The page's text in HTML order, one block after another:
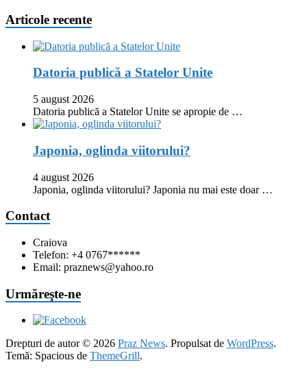
Articole recente
Datoria publică a Statelor Unite
5 august 2026
Datoria publică a Statelor Unite se apropie de …
Japonia, oglinda viitorului?
4 august 2026
Japonia, oglinda viitorului? Japonia nu mai este doar …
Contact
Craiova
Telefon: +4 0767******
Email: praznews@yahoo.ro
Urmăreşte-ne
Drepturi de autor © 2026 Praz News. Propulsat de WordPress.
Temă: Spacious de ThemeGrill.